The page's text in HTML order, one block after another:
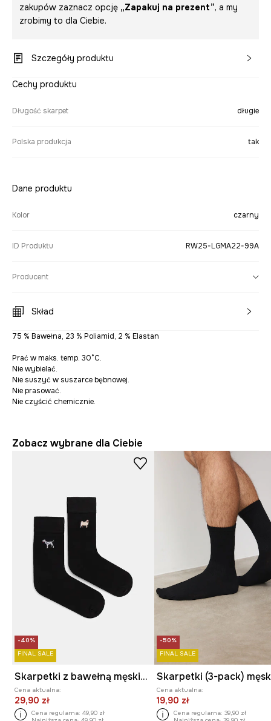
zakupów zaznacz opcję „Zapakuj na prezent”, a my
zrobimy to dla Ciebie.
Szczegóły produktu
Cechy produktu
Długość skarpet długie
Polska produkcja tak
Dane produktu
Kolor czarny
ID Produktu RW25-LGMA22-99A
Producent
Skład
75 % Bawełna, 23 % Poliamid, 2 % Elastan
Prać w maks. temp. 30°C.
Nie wybielać.
Nie suszyć w suszarce bębnowej.
Nie prasować.
Nie czyścić chemicznie.
Zobacz wybrane dla Ciebie
-40%
FINAL SALE
Skarpetki z bawełną męskie z ozdobnym haftem w psy (2-pack)
Cena aktualna:
29,90 zł
Cena regularna: 49,90 zł
-50%
FINAL SALE
Cena aktualna:
19,90 zł
Cena regularna: 39,90 zł